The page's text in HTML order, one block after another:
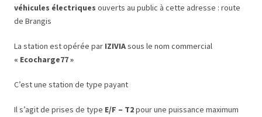
véhicules électriques ouverts au public à cette adresse : route
de Brangis
La station est opérée par IZIVIAsous le nom commercial
« Ecocharge77 »
C’est une station de type payant
Il s’agit de prises de type E/F – T2pour une puissance maximum